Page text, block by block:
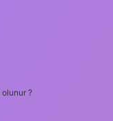
?